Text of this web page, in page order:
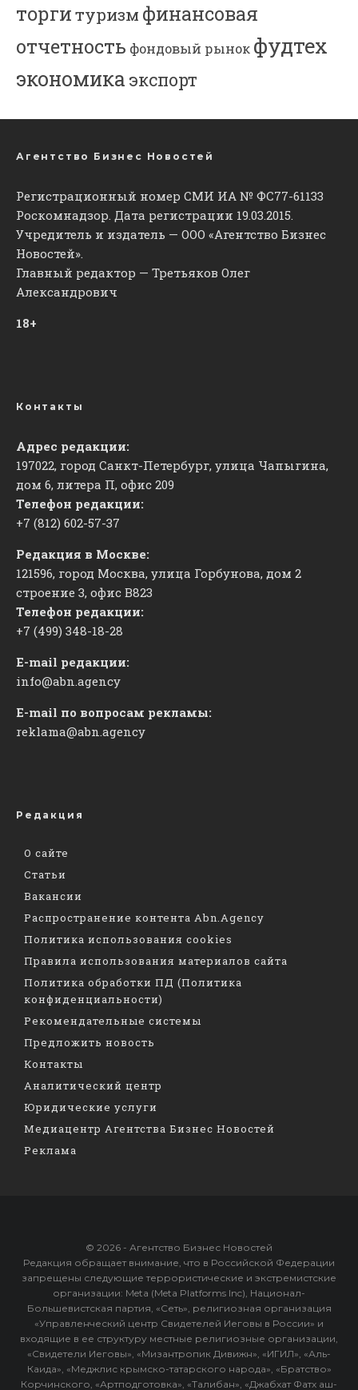
торгитуризм финансовая
отчетность фондовый рынок фудтех
экономика экспорт
Агентство Бизнес Новостей
Регистрационный номер СМИ ИА № ФС77-61133
Роскомнадзор. Дата регистрации 19.03.2015.
Учредитель и издатель — ООО «Агентство Бизнес
Новостей».
Главный редактор — Третьяков Олег
Александрович
18+
Контакты
Адрес редакции:
197022, город Санкт-Петербург, улица Чапыгина,
дом 6, литера П, офис 209
Телефон редакции:
+7 (812) 602-57-37
Редакция в Москве:
121596, город Москва, улица Горбунова, дом 2
строение 3, офис ​В823
Телефон редакции:
+7 (499) 348-18-28
E-mail редакции:
info@abn.agency
E-mail по вопросам рекламы:
reklama@abn.agency
Редакция
О сайте
Статьи
Вакансии
Распространение контента Abn.Agency
Политика использования cookies
Правила использования материалов сайта
Политика обработки ПД (Политика
конфиденциальности)
Рекомендательные системы
Предложить новость
Контакты
Аналитический центр
Юридические услуги
Медиацентр Агентства Бизнес Новостей
Реклама
© 2026 - Агентство Бизнес Новостей
Редакция обращает внимание, что в Российской Федерации
запрещены следующие террористические и экстремистские
организации: Meta (Meta Platforms Inc), Национал-
Большевистская партия, «Сеть», религиозная организация
«Управленческий центр Свидетелей Иеговы в России» и
входящие в ее структуру местные религиозные организации,
«Свидетели Иеговы», «Мизантропик Дивижн», «ИГИЛ», «Аль-
Каида», «Меджлис крымско-татарского народа», «Братство»
Корчинского, «Артподготовка», «Талибан», «Джабхат Фатх аш-